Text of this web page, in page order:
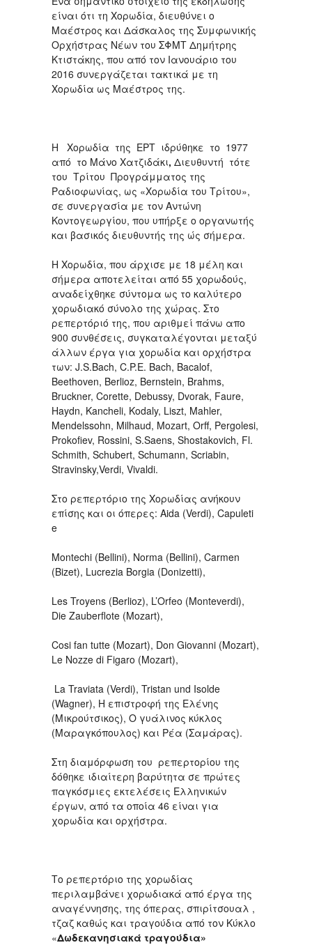
είναι ότι τη Χορωδία, διευθύνει ο
Μαέστρος και Δάσκαλος της Συμφωνικής
Ορχήστρας Νέων του ΣΦΜΤ Δημήτρης
Κτιστάκης, που από τον Ιανουάριο του
2016 συνεργάζεται τακτικά με τη
Χορωδία ως Μαέστρος της.
Η Χορωδία της ΕΡΤ ιδρύθηκε το 1977
από το Μάνο Χατζιδάκι, Διευθυντή τότε
του Τρίτου Προγράμματος της
Ραδιοφωνίας, ως «Χορωδία του Τρίτου»,
σε συνεργασία με τον Αντώνη
Κοντογεωργίου, που υπήρξε ο οργανωτής
και βασικός διευθυντής της ώς σήμερα.
Η Χορωδία, που άρχισε με 18 μέλη και
σήμερα αποτελείται από 55 χορωδούς,
αναδείχθηκε σύντομα ως το καλύτερο
χορωδιακό σύνολο της χώρας. Στο
ρεπερτόριό της, που αριθμεί πάνω απο
900 συνθέσεις, συγκαταλέγονται μεταξύ
άλλων έργα για χορωδία και ορχήστρα
των: J.S.Bach, C.P.E. Bach, Bacalof,
Beethoven, Berlioz, Bernstein, Brahms,
Bruckner, Corette, Debussy, Dvorak, Faure,
Haydn, Kancheli, Kodaly, Liszt, Mahler,
Mendelssohn, Milhaud, Mozart, Orff, Pergolesi,
Prokofiev, Rossini, S.Saens, Shostakovich, Fl.
Schmith, Schubert, Schumann, Scriabin,
Stravinsky,Verdi, Vivaldi.
Στο ρεπερτόριο της Χορωδίας ανήκουν
επίσης και οι όπερες: Αida (Verdi), Capuleti
e
Montechi (Bellini), Norma (Bellini), Carmen
(Bizet), Lucrezia Borgia (Donizetti),
Les Troyens (Berlioz), L’Orfeo (Monteverdi),
Die Zauberflote (Mozart),
Cosi fan tutte (Mozart), Don Giovanni (Mozart),
Le Nozze di Figaro (Mozart),
La Traviata (Verdi), Tristan und Isolde
(Wagner), H επιστροφή της Ελένης
(Μικρούτσικος), Ο γυάλινος κύκλος
(Μαραγκόπουλος) και Ρέα (Σαμάρας).
Στη διαμόρφωση του ρεπερτορίου της
δόθηκε ιδιαίτερη βαρύτητα σε πρώτες
παγκόσμιες εκτελέσεις Ελληνικών
έργων, από τα οποία 46 είναι για
χορωδία και ορχήστρα.
Το ρεπερτόριο της χορωδίας
περιλαμβάνει χορωδιακά από έργα της
αναγέννησης, της όπερας, σπιρίτσουαλ ,
τζαζ καθώς και τραγούδια από τον Κύκλο
«Δωδεκανησιακά τραγούδια»